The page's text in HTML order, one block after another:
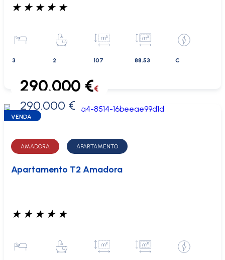
★ ★ ★ ★ ★
3 2 107 88.53 C
0 €
290.000 €€
290.000 €
VENDA
AMADORA APARTAMENTO
Apartamento T2 Amadora
★ ★ ★ ★ ★